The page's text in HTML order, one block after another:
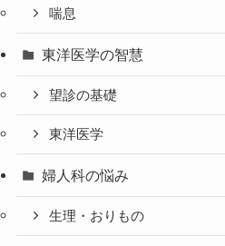
喘息
東洋医学の智慧
望診の基礎
東洋医学
婦人科の悩み
生理・おりもの